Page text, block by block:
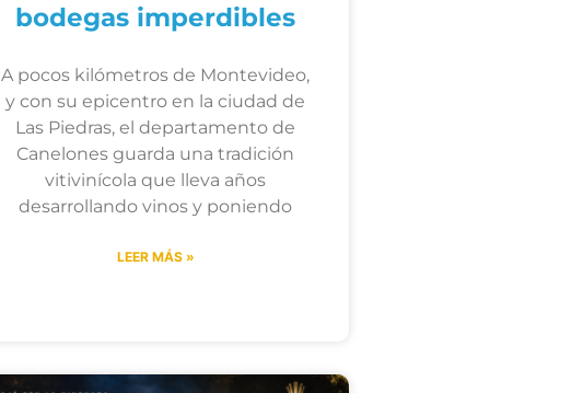
bodegas imperdibles
A pocos kilómetros de Montevideo,
y con su epicentro en la ciudad de
Las Piedras, el departamento de
Canelones guarda una tradición
vitivinícola que lleva años
desarrollando vinos y poniendo
LEER MÁS »